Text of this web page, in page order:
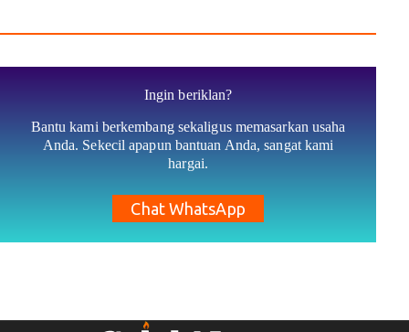
Ingin beriklan?
Bantu kami berkembang sekaligus memasarkan usaha
Anda. Sekecil apapun bantuan Anda, sangat kami
hargai.
Chat WhatsApp